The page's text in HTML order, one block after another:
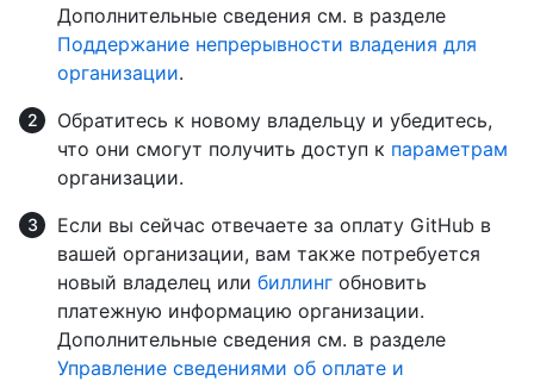
Дополнительные сведения см. в разделе
Поддержание непрерывности владения для
организации.
Обратитесь к новому владельцу и убедитесь,
что они смогут получить доступ к параметрам
организации.
Если вы сейчас отвечаете за оплату GitHub в
вашей организации, вам также потребуется
новый владелец или биллинг обновить
платежную информацию организации.
Дополнительные сведения см. в разделе
Управление сведениями об оплате и